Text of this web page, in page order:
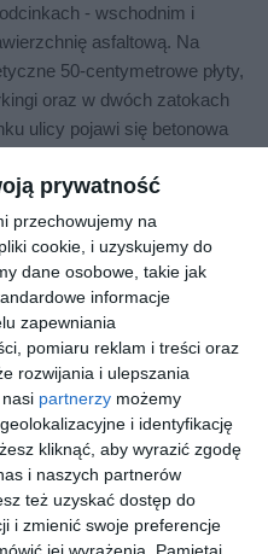
prywatność
przechowujemy na
cookie, i uzyskujemy do
dane osobowe, takie jak
informacje
zapewniania
pomiaru reklam i treści oraz
rozwijania i ulepszania
partnerzy możemy
i identyfikację
kliknąć, aby wyrazić zgodę
i naszych partnerów
też uzyskać dostęp do
i zmienić swoje preferencje
jej wyrażenia.
Pamiętaj,
- wschodnim i
asfaltową. Na
50-centymetrowe płyty,
oraz w dwóch zatokach
ulicy pojawi się betonowa
wymiana 31 latarni.
21 października 202
6
Anna
Seniuk
27 grudnia 2026
Koncert
Wiedeński
- Johann
Strauss
Gala
więcej biletów